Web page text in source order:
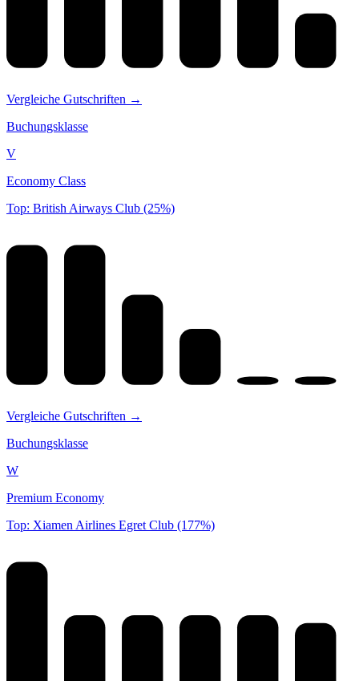
Vergleiche Gutschriften →
Buchungsklasse
V
Economy Class
Top: British Airways Club (25%)
Vergleiche Gutschriften →
Buchungsklasse
W
Premium Economy
Top: Xiamen Airlines Egret Club (177%)